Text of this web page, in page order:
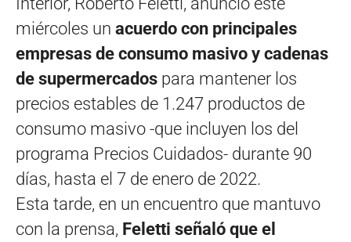
miércoles un acuerdo con principales
empresas de consumo masivo y cadenas
de supermercados para mantener los
precios estables de 1.247 productos de
consumo masivo -que incluyen los del
programa Precios Cuidados- durante 90
días, hasta el 7 de enero de 2022.
Esta tarde, en un encuentro que mantuvo
con la prensa, Feletti señaló que el